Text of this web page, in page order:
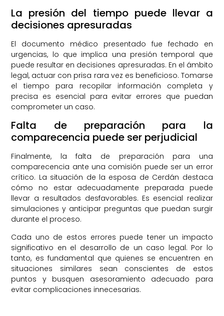
La presión del tiempo puede llevar a
decisiones apresuradas
El documento médico presentado fue fechado en
urgencias, lo que implica una presión temporal que
puede resultar en decisiones apresuradas. En el ámbito
legal, actuar con prisa rara vez es beneficioso. Tomarse
el tiempo para recopilar información completa y
precisa es esencial para evitar errores que puedan
comprometer un caso.
Falta de preparación para la
comparecencia puede ser perjudicial
Finalmente, la falta de preparación para una
comparecencia ante una comisión puede ser un error
crítico. La situación de la esposa de Cerdán destaca
cómo no estar adecuadamente preparada puede
llevar a resultados desfavorables. Es esencial realizar
simulaciones y anticipar preguntas que puedan surgir
durante el proceso.
Cada uno de estos errores puede tener un impacto
significativo en el desarrollo de un caso legal. Por lo
tanto, es fundamental que quienes se encuentren en
situaciones similares sean conscientes de estos
puntos y busquen asesoramiento adecuado para
evitar complicaciones innecesarias.